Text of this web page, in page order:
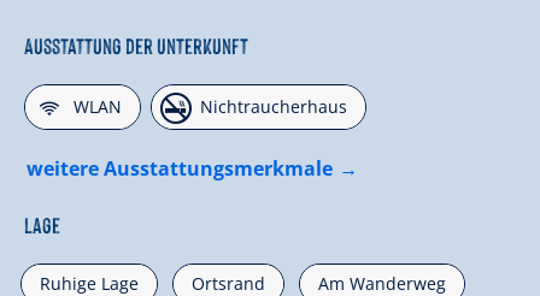
Ausstattung der Unterkunft
🜉WLAN 🏝Nichtraucherhaus
weitere Ausstattungsmerkmale
Lage
Ruhige Lage Ortsrand Am Wanderweg